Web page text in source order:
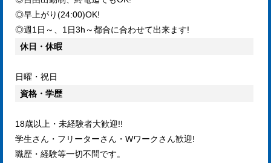
◎早上がり(24:00)OK!
◎週1日～、1日3h～都合に合わせて出来ます!
休日・休暇
日曜・祝日
資格・学歴
18歳以上・未経験者大歓迎!!
学生さん・フリーターさん・Wワークさん歓迎!
職歴・経験等一切不問です。